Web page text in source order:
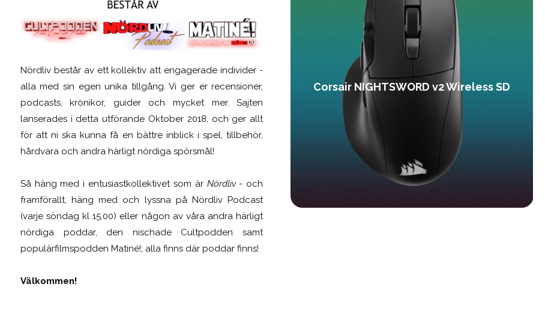
Nördliv består av ett kollektiv att engagerade individer -
alla med sin egen unika tillgång. Vi ger er recensioner,
podcasts, krönikor, guider och mycket mer. Sajten
lanserades i detta utförande Oktober 2018, och ger allt
för att ni ska kunna få en bättre inblick i spel, tillbehör,
hårdvara och andra härligt nördiga spörsmål!
Så häng med i entusiastkollektivet som är Nördliv- och
framförallt, häng med och lyssna på Nördliv Podcast
(varje söndag kl 15.00) eller någon av våra andra härligt
nördiga poddar, den nischade Cultpodden samt
populärfilmspodden Matiné!; alla finns där poddar finns!
Välkommen!
SCUF Gaming Omega Corsair NIGHTSWORD v2 Wireless SD